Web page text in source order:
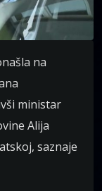
na
ministar
Alija
saznaje